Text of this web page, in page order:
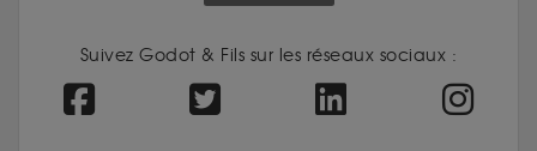
Suivez Godot & Fils sur les réseaux sociaux :